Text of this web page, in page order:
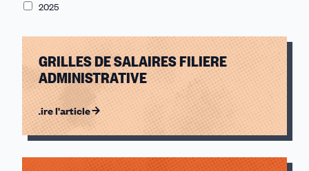
2025
GRILLES DE SALAIRES FILIERE
ADMINISTRATIVE
Lire l'article